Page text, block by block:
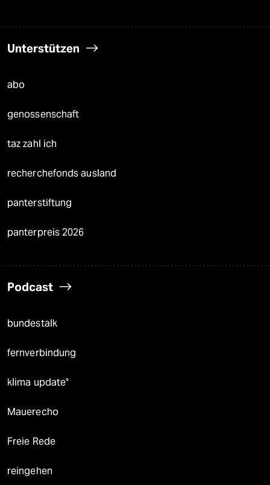
Unterstützen
abo
genossenschaft
taz zahl ich
recherchefonds ausland
panterstiftung
panterpreis 2026
Podcast
bundestalk
fernverbindung
klima update°
Mauerecho
Freie Rede
reingehen